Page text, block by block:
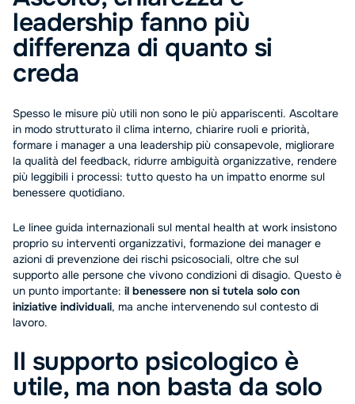
leadership fanno più
differenza di quanto si
creda
Spesso le misure più utili non sono le più appariscenti. Ascoltare
in modo strutturato il clima interno, chiarire ruoli e priorità,
formare i manager a una leadership più consapevole, migliorare
la qualità del feedback, ridurre ambiguità organizzative, rendere
più leggibili i processi: tutto questo ha un impatto enorme sul
benessere quotidiano.
Le linee guida internazionali sul mental health at work insistono
proprio su interventi organizzativi, formazione dei manager e
azioni di prevenzione dei rischi psicosociali, oltre che sul
supporto alle persone che vivono condizioni di disagio. Questo è
un punto importante: il benessere non si tutela solo con
iniziative individuali, ma anche intervenendo sul contesto di
lavoro.
Il supporto psicologico è
utile, ma non basta da solo